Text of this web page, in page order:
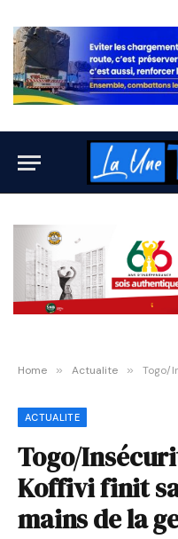
Home » Actualite » Togo/
ACTUALITE
Togo/
Koffivi finit
mains de la